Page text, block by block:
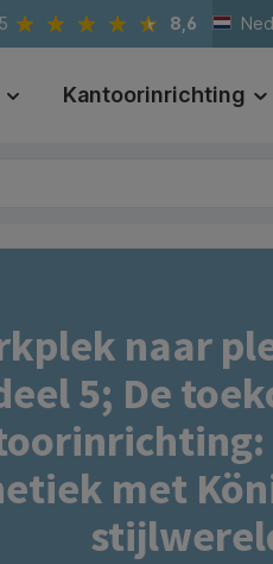
8,6
Kantoorinrichting
naar
5; De
met